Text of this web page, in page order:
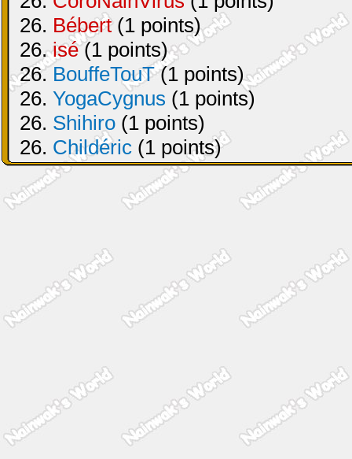
26. Bébert(1 points)
26.isé(1 points)
26. BouffeTouT(1 points)
26. YogaCygnus (1 points)
26. Shihiro (1 points)
26. Childéric (1 points)